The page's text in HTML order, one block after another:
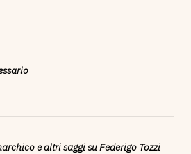
e altri saggi su Federigo Tozzi